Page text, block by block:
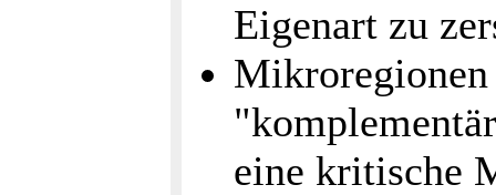
Eigenart zu
Mikroregionen
eine kritische